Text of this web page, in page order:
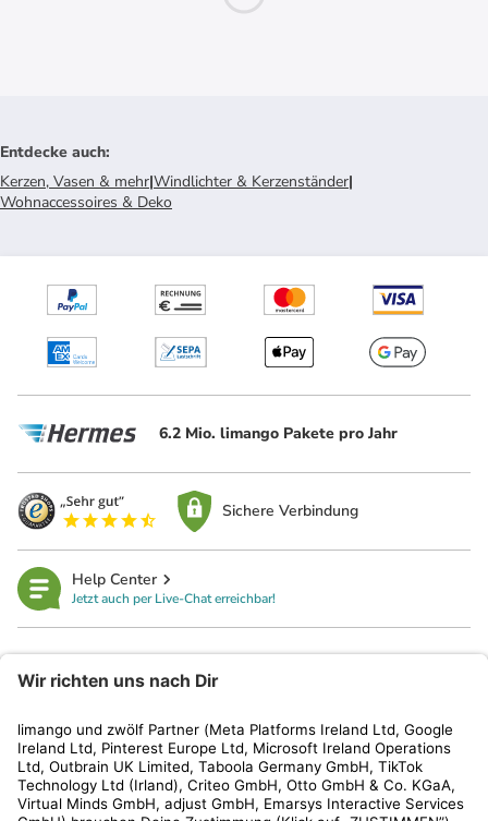
Entdecke auch:
Kerzen, Vasen & mehr|Windlichter & Kerzenständer|
Wohnaccessoires & Deko
6.2 Mio. limango Pakete pro Jahr
Sichere Verbindung
Help Center
Jetzt auch per Live-Chat erreichbar!
Kundenservice
Shop